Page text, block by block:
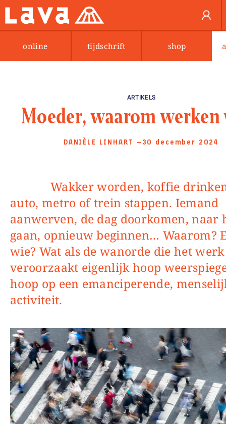
online tijdschrift shop
ARTIKELS
Moeder, waarom
DANIÈLE LINHART —30 december 2024
Wakker worden, koffie drinken, in de
auto, metro of trein stappen. Iemand
aanwerven, de dag doorkomen, naar
gaan, opnieuw beginnen… Waarom?
wie? Wat als de wanorde die het werk
veroorzaakt eigenlijk hoop
hoop op een emanciperende,
activiteit.